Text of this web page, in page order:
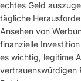
echtes Geld
tägliche
Ansehen von
finanzielle
es wichtig, legitime
vertrauenswürdigen